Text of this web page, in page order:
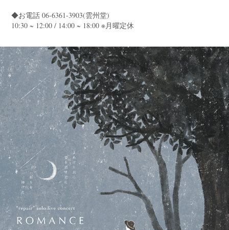
◆お電話 06-6361-3903(雲州堂)
10:30 ~ 12:00 / 14:00 ~ 18:00 ※月曜定休